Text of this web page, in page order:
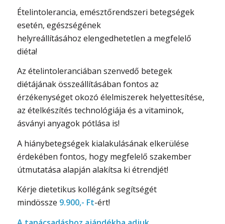
Ételintolerancia, emésztőrendszeri betegségek
esetén, egészségének
helyreállításához elengedhetetlen a megfelelő
diéta!
Az ételintoleranciában szenvedő betegek
diétájának összeállításában fontos az
érzékenységet okozó élelmiszerek helyettesítése,
az ételkészítés technológiája és a vitaminok,
ásványi anyagok pótlása is!
A hiánybetegségek kialakulásának elkerülése
érdekében fontos, hogy megfelelő szakember
útmutatása alapján alakítsa ki étrendjét!
Kérje dietetikus kollégánk segítségét
mindössze 9.900,- Ft-ért!